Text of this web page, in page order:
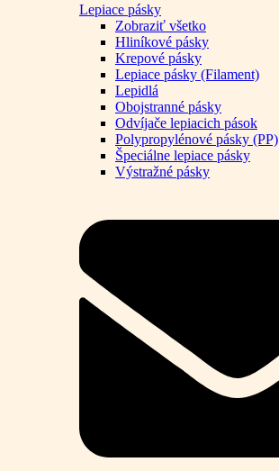
Lepiace pásky
Zobraziť všetko
Hliníkové pásky
Krepové pásky
Lepiace pásky (Filament)
Lepidlá
Obojstranné pásky
Odvíjače lepiacich pások
Polypropylénové pásky (PP)
Špeciálne lepiace pásky
Výstražné pásky